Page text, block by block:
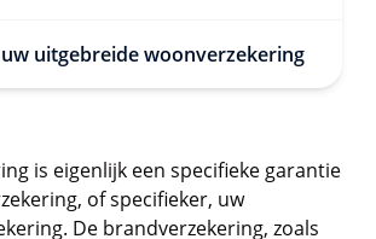
uitgebreide woonverzekering
is eigenlijk een specifieke garantie
of specifieker, uw
De brandverzekering, zoals